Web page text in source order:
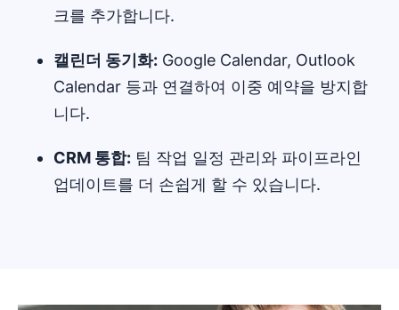
크를 추가합니다.
캘린더 동기화: Google Calendar, Outlook
Calendar 등과 연결하여 이중 예약을 방지합
니다.
CRM 통합: 팀 작업 일정 관리와 파이프라인
업데이트를 더 손쉽게 할 수 있습니다.